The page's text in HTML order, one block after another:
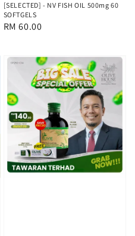
[SELECTED] - NV FISH OIL 500mg 60
SOFTGELS
Regular
RM 60.00